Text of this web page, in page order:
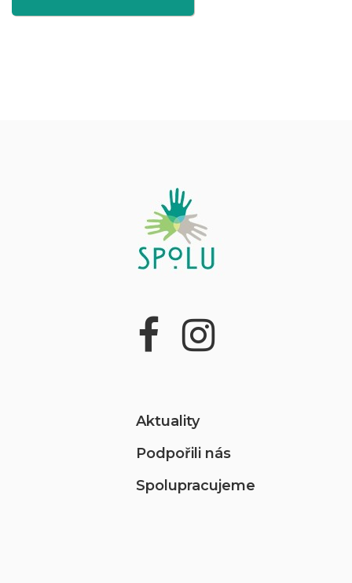
Aktuality
Podpořili nás
Spolupracujeme